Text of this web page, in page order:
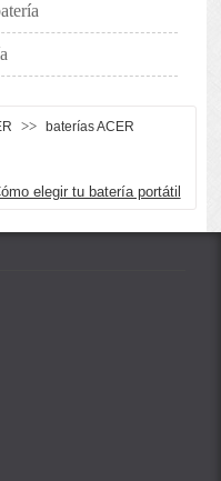
>>
baterías ACER
elegir tu batería portátil